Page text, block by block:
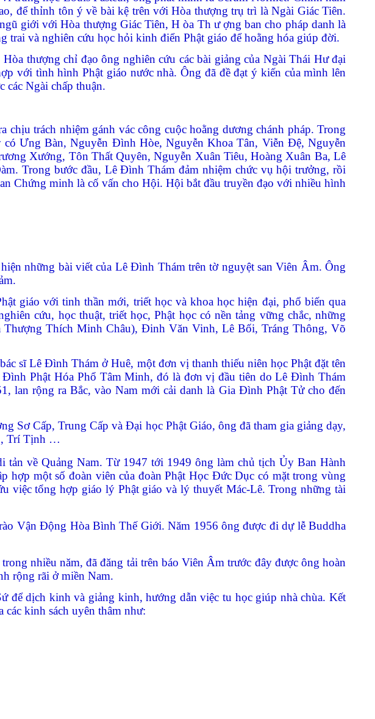
để thỉnh tôn ý về bài kệ trên với Hòa thượng trụ trì là Ngài Giác Tiên.
giới với Hòa thượng Giác Tiên, H òa Th ượng ban cho pháp danh là
trai và nghiên cứu học hỏi kinh điển Phật giáo để hoằng hóa giúp đời.
thượng chỉ đạo ông nghiên cứu các bài giảng của Ngài Thái Hư đại
với tình hình Phật giáo nước nhà. Ông đã đề đạt ý kiến của mình lên
Ngài chấp thuận.
chịu trách nhiệm gánh vác công cuộc hoằng dương chánh pháp.Trong
Ưng Bàn, Nguyễn Đình Hòe, Nguyễn Khoa Tân, Viễn Đệ, Nguyễn
Xướng, Tôn Thất Quyên, Nguyễn Xuân Tiêu, Hoàng Xuân Ba, Lê
Trong bước đầu, Lê Đình Thám đảm nhiệm chức vụ hội trưởng, rồi
Chứng minh là cố vấn cho Hội. Hội bắt đầu truyền đạo với nhiều hình
những bài viết của Lê Đình Thám trên tờ nguyệt san Viên Âm. Ông
giáo với tinh thần mới, triết học và khoa học hiện đại, phổ biến qua
cứu, học thuật, triết học, Phật học có nền tảng vững chắc, những
Thích Minh Châu), Đinh Văn Vinh, Lê Bối, Tráng Thông, Võ
sĩ Lê Đình Thám ở Huê, một đơn vị thanh thiếu niên học Phật đặt tên
Phật Hóa Phổ Tâm Minh, đó là đơn vị đầu tiên do Lê Đình Thám
lan rộng ra Bắc, vào Nam mới cải danh là Gia Đình Phật Tử cho đến
Sơ Cấp, Trung Cấp và Đại học Phật Giáo, ông đã tham gia giảng dạy,
Trí Tịnh …
tản về Quảng Nam. Từ 1947 tới 1949 ông làm chủ tịch Ủy Ban Hành
một số đoàn viên của đoàn Phật Học Đức Dục có mặt trong vùng
tổng hợp giáo lý Phật giáo và lý thuyết Mác-Lê. Trong những tài
Vận Động Hòa Bình Thế Giới. Năm 1956 ông được đi dự lễ Buddha
nhiều năm, đã đăng tải trên báo Viên Âm trước đây được ông hoàn
rộng rãi ở miền Nam.
để dịch kinh và giảng kinh, hướng dẫn việc tu học giúp nhà chùa. Kết
các kinh sách uyên thâm như: